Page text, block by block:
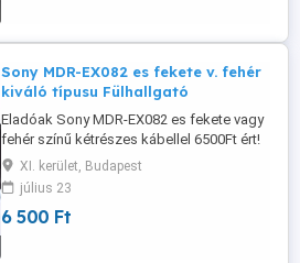
Lejátszási idő: ...
Sony MDR-EX082 es fekete v. fehér
kiváló típusu Fülhallgató
Eladóak Sony MDR-EX082 es fekete vagy
fehér színű kétrészes kábellel 6500Ft ért!
Mindegyik fülhallgató teljesen uj, illetve
fülbedugos fajtájúak! Szinte bármilyen
fülhallgató beszerezését vállalom!
Budapesten személyesen átvehető vagy
XI. kerület, Budapest
július 23
6 500 Ft